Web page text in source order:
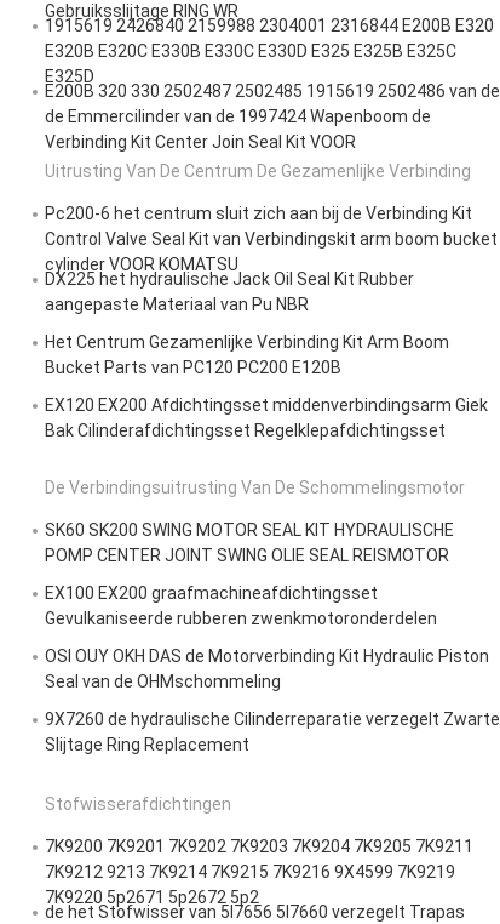
Gebruiksslijtage RING WR
1915619 2426840 2159988 2304001 2316844 E200B E320
E320B E320C E330B E330C E330D E325 E325B E325C
E325D
E200B 320 330 2502487 2502485 1915619 2502486 van de
de Emmercilinder van de 1997424 Wapenboom de
Verbinding Kit Center Join Seal Kit VOOR
Uitrusting Van De Centrum De Gezamenlijke Verbinding
Pc200-6 het centrum sluit zich aan bij de Verbinding Kit
Control Valve Seal Kit van Verbindingskit arm boom bucket
cylinder VOOR KOMATSU
DX225 het hydraulische Jack Oil Seal Kit Rubber
aangepaste Materiaal van Pu NBR
Het Centrum Gezamenlijke Verbinding Kit Arm Boom
Bucket Parts van PC120 PC200 E120B
EX120 EX200 Afdichtingsset middenverbindingsarm Giek
Bak Cilinderafdichtingsset Regelklepafdichtingsset
De Verbindingsuitrusting Van De Schommelingsmotor
SK60 SK200 SWING MOTOR SEAL KIT HYDRAULISCHE
POMP CENTER JOINT SWING OLIE SEAL REISMOTOR
EX100 EX200 graafmachineafdichtingsset
Gevulkaniseerde rubberen zwenkmotoronderdelen
OSI OUY OKH DAS de Motorverbinding Kit Hydraulic Piston
Seal van de OHMschommeling
9X7260 de hydraulische Cilinderreparatie verzegelt Zwarte
Slijtage Ring Replacement
Stofwisserafdichtingen
7K9200 7K9201 7K9202 7K9203 7K9204 7K9205 7K9211
7K9212 9213 7K9214 7K9215 7K9216 9X4599 7K9219
7K9220 5p2671 5p2672 5p2
de het Stofwisser van 5I7656 5I7660 verzegelt Trapas